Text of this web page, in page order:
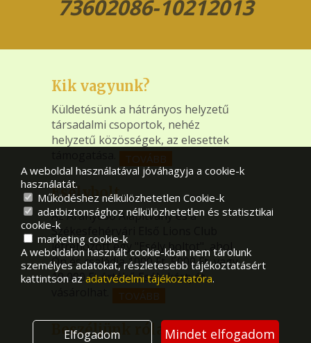
73602086-10212013
Kik vagyunk?
Küldetésünk a hátrányos helyzetű
társadalmi csoportok, nehéz
helyzetű közösségek, az elesettek
TOVÁBB
Esélybolt
Az Aranyeső Alapítvány és a
Székesfehérvári Első Lions Club
létrehozott egy "Esély boltot", ahol
Ön és családja 1000 Ft, 5000 Ft, vagy
10 000 Ft értékű Esély kártyát
TOVÁBB
Beszéljünk róla!
A weboldal használatával jóváhagyja a cookie-k
használatát.
Működéshez nélkülözhetetlen Cookie-k
adatbiztonsághoz nélkülözhetetlen és statisztikai
cookie-k
marketing cookie-k
A weboldalon használt cookie-kban nem tárolunk
személyes adatokat, részletesebb tájékoztatásért
kattintson az adatvédelmi tájékoztatóra.
Elfogadom Mindet elfogadom